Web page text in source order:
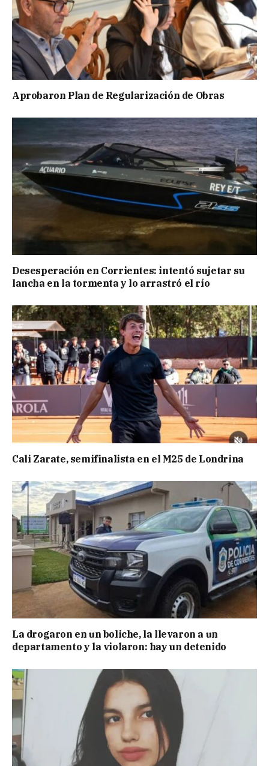
Aprobaron Plan de Regularización de Obras
Desesperación en Corrientes: intentó sujetar su
lancha en la tormenta y lo arrastró el río
Cali Zarate, semifinalista en el M25 de Londrina
La drogaron en un boliche, la llevaron a un
departamento y la violaron: hay un detenido